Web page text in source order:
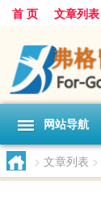
首 页 文章列表
网站导航
> 文章列表 >